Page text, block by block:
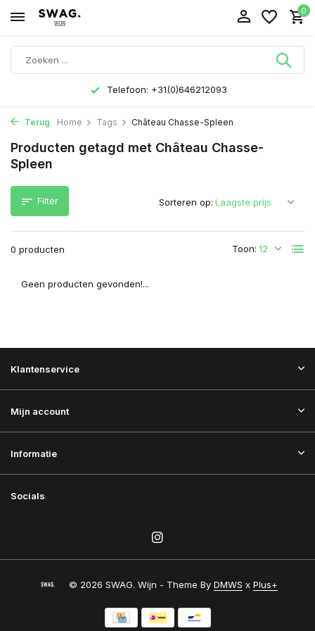
0
Telefoon: +31(0)646212093
Terug Home Tags Château Chasse-Spleen
Producten getagd met Château Chasse-
Spleen
Filter
0 producten Toon:
Sorteren op:
Geen producten gevonden!...
Klantenservice
Mijn account
Informatie
Socials
© 2026 SWAG. Wijn - Theme By DMWS x Plus+